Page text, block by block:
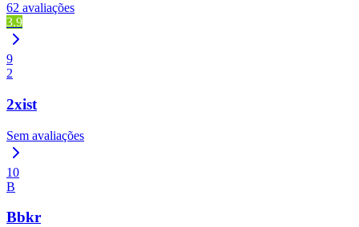
62 avaliações
3.9
9
2
2xist
Sem avaliações
10
B
Bbkr